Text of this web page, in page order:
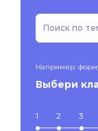
Например:
Выбери
1 2 3